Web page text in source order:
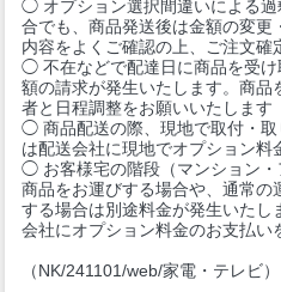
◯ オプション選択間違いによる
合でも、商品発送後は金額の変更
内容をよくご確認の上、ご注文確
◯ 不在などで配達日に商品を受
額の請求が発生いたします。商
者と日程調整をお願いいたします
◯ 商品配送の際、現地で取付・
は配送会社に現地でオプション
◯ お客様宅の階段（マンション
商品をお運びする場合や、通常
する場合は別途料金が発生いたし
会社にオプション料金のお支払い
（NK/241101/web/家電・テレビ）